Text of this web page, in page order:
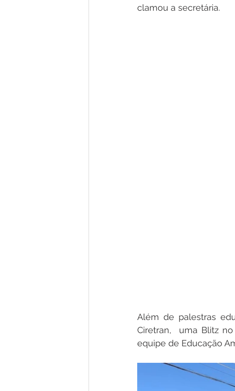
clamou a secretária.
Além de palestras
Ciretran,  uma Blitz
equipe de Educação